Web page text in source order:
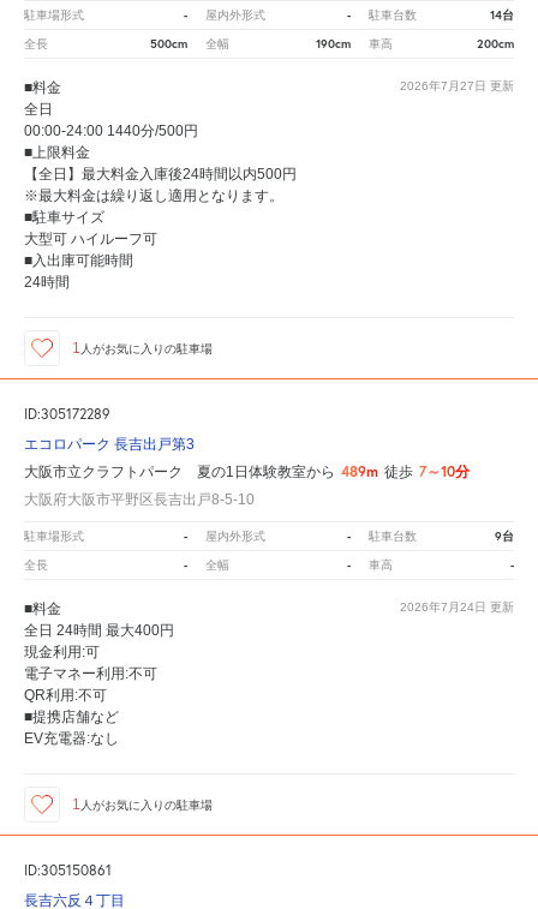
駐車場形式 - 屋内外形式 - 駐車台数 14台
全長 500cm 全幅 190cm 車高 200cm
2026年7月27日 更新
■料金
全日
00:00-24:00 1440分/500円
■上限料金
【全日】最大料金入庫後24時間以内500円
※最大料金は繰り返し適用となります。
■駐車サイズ
大型可 ハイルーフ可
■入出庫可能時間
24時間
1 人がお気に入りの駐車場
ID:305172289
エコロパーク 長吉出戸第3
大阪市立クラフトパーク 夏の1日体験教室から 489m 徒歩 7～10分
大阪府大阪市平野区長吉出戸8-5-10
駐車場形式 - 屋内外形式 - 駐車台数 9台
全長 - 全幅 - 車高 -
2026年7月24日 更新
■料金
全日 24時間 最大400円
現金利用:可
電子マネー利用:不可
QR利用:不可
■提携店舗など
EV充電器:なし
1 人がお気に入りの駐車場
ID:305150861
長吉六反４丁目